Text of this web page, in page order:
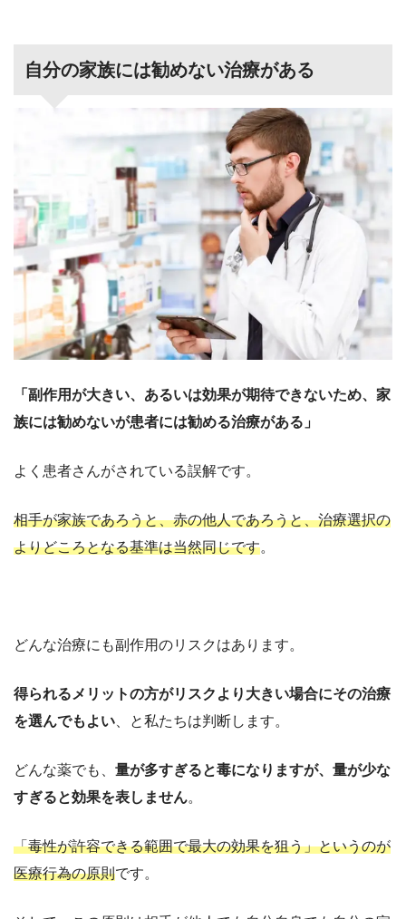
自分の家族には勧めない治療がある
「副作用が大きい、あるいは効果が期待できないため、家
族には勧めないが患者には勧める治療がある」
よく患者さんがされている誤解です。
相手が家族であろうと、赤の他人であろうと、治療選択の
よりどころとなる基準は当然同じです。
どんな治療にも副作用のリスクはあります。
得られるメリットの方がリスクより大きい場合にその治療
を選んでもよい 、と私たちは判断します。
どんな薬でも、 量が多すぎると毒になりますが、量が少な
すぎると効果を表しません。
「毒性が許容できる範囲で最大の効果を狙う」というのが
医療行為の原則です。